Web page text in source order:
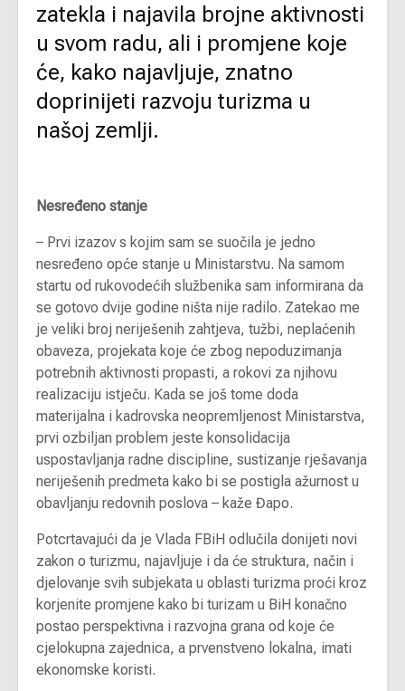
zatekla i najavila brojne aktivnosti
u svom radu, ali i promjene koje
će, kako najavljuje, znatno
doprinijeti razvoju turizma u
našoj zemlji.
Nesređeno stanje
– Prvi izazov s kojim sam se suočila je jedno
nesređeno opće stanje u Ministarstvu. Na samom
startu od rukovodećih službenika sam informirana da
se gotovo dvije godine ništa nije radilo. Zatekao me
je veliki broj neriješenih zahtjeva, tužbi, neplaćenih
obaveza, projekata koje će zbog nepoduzimanja
potrebnih aktivnosti propasti, a rokovi za njihovu
realizaciju istječu. Kada se još tome doda
materijalna i kadrovska neopremljenost Ministarstva,
prvi ozbiljan problem jeste konsolidacija
uspostavljanja radne discipline, sustizanje rješavanja
neriješenih predmeta kako bi se postigla ažurnost u
obavljanju redovnih poslova – kaže Đapo.
Potcrtavajući da je Vlada FBiH odlučila donijeti novi
zakon o turizmu, najavljuje i da će struktura, način i
djelovanje svih subjekata u oblasti turizma proći kroz
korjenite promjene kako bi turizam u BiH konačno
postao perspektivna i razvojna grana od koje će
cjelokupna zajednica, a prvenstveno lokalna, imati
ekonomske koristi.